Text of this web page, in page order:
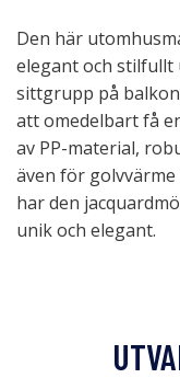
Den här
elegant och stilfullt
sittgrupp på
att omedelbart få
av PP-material,
även för
har den
unik och elegant.